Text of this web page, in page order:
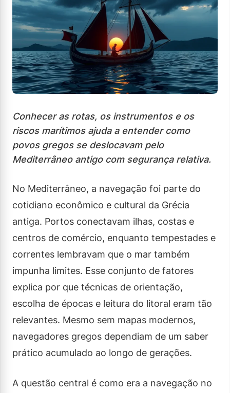
Conhecer as rotas, os instrumentos e os
riscos marítimos ajuda a entender como
povos gregos se deslocavam pelo
Mediterrâneo antigo com segurança relativa.
No Mediterrâneo, a navegação foi parte do
cotidiano econômico e cultural da Grécia
antiga. Portos conectavam ilhas, costas e
centros de comércio, enquanto tempestades e
correntes lembravam que o mar também
impunha limites. Esse conjunto de fatores
explica por que técnicas de orientação,
escolha de épocas e leitura do litoral eram tão
relevantes. Mesmo sem mapas modernos,
navegadores gregos dependiam de um saber
prático acumulado ao longo de gerações.
A questão central é como era a navegação no